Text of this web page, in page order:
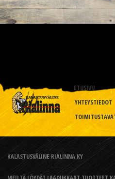
ETUSIVU
YHTEYSTIEDOT
KALASTUSVÄLINE RIALINNA KY